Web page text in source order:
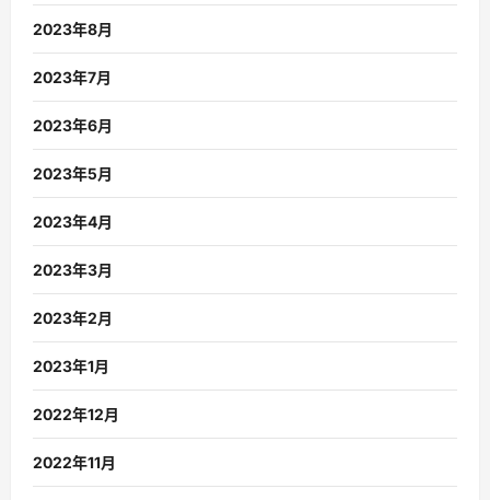
2023年8月
2023年7月
2023年6月
2023年5月
2023年4月
2023年3月
2023年2月
2023年1月
2022年12月
2022年11月